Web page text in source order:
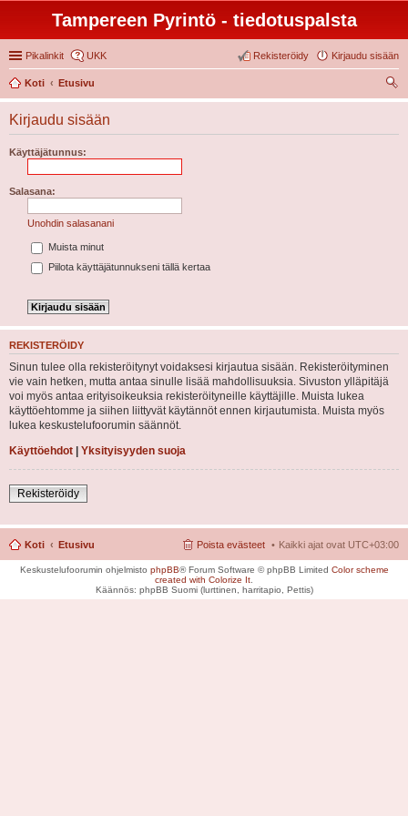
Tampereen Pyrintö - tiedotuspalsta
Pikalinkit UKK Kirjaudu sisään
Rekisteröidy
Koti
Etusivu
tsi
Kirjaudu sisään
Käyttäjätunnus:
Salasana:
Unohdin salasanani
Muista minut
Piilota käyttäjätunnukseni tällä kertaa
REKISTERÖIDY
Sinun tulee olla rekisteröitynyt voidaksesi kirjautua sisään. Rekisteröityminen
vie vain hetken, mutta antaa sinulle lisää mahdollisuuksia. Sivuston ylläpitäjä
voi myös antaa erityisoikeuksia rekisteröityneille käyttäjille. Muista lukea
käyttöehtomme ja siihen liittyvät käytännöt ennen kirjautumista. Muista myös
lukea keskustelufoorumin säännöt.
Käyttöehdot | Yksityisyyden suoja
Rekisteröidy
Koti Etusivu Kaikki ajat ovat UTC+03:00
Poista evästeet
Keskustelufoorumin ohjelmisto phpBB® Forum Software © phpBB Limited Color scheme
created with Colorize It
Käännös: phpBB Suomi (lurttinen, harritapio, Pettis)